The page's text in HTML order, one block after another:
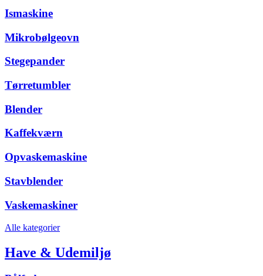
Ismaskine
Mikrobølgeovn
Stegepander
Tørretumbler
Blender
Kaffekværn
Opvaskemaskine
Stavblender
Vaskemaskiner
Alle kategorier
Have & Udemiljø